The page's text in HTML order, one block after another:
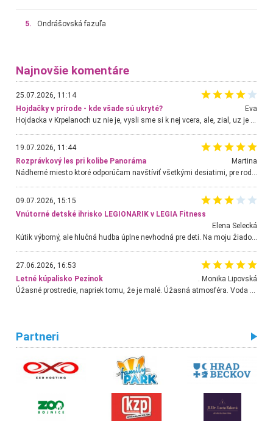
5. Ondrášovská fazuľa
Najnovšie komentáre
25.07.2026, 11:14
Hojdačky v prírode - kde všade sú ukryté?
Eva
19.07.2026, 11:44
Rozprávkový les pri kolibe Panoráma
Martina
Nádherné miesto ktoré odporúčam navštíviť všetkými desiatimi, pre rodiny s deťmi, dôchodcom... Proste a jednoducho ozaj rozprávkový les.. určite ešte prídeme. Odniesli sme si na pamiatku krásne tričká,
09.07.2026, 15:15
Vnútorné detské ihrisko LEGIONARIK v LEGIA Fitness
Elena Selecká
Kútik výborný, ale hlučná hudba úplne nevhodná pre deti. Na moju žiadosť o aspoň sušenie nereagovali.
27.06.2026, 16:53
Letné kúpalisko Pezinok
. Monika Lipovská
Partneri